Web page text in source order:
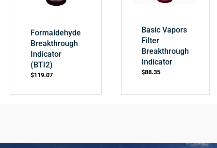
Formaldehyde
Breakthrough
Indicator
(BTI2)
$119.07
Basic Vapors
Filter
Breakthrough
Indicator
$88.35